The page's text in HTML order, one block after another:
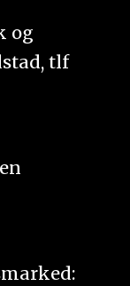
og
tlf